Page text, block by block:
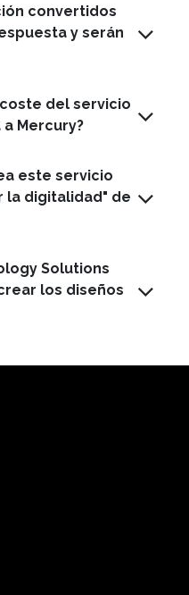
convertidos
y serán
del servicio
Mercury?
este servicio
la digitalidad" de
Solutions
los diseños